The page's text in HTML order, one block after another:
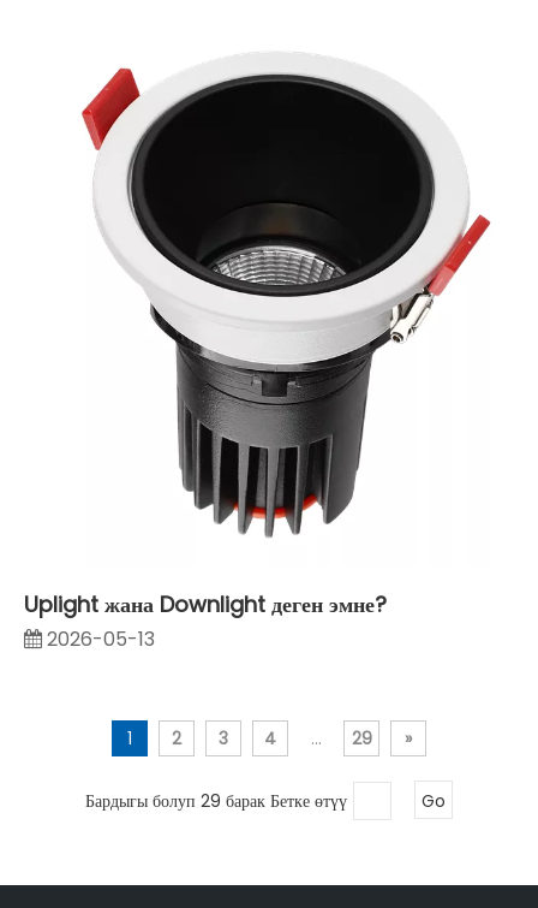
Uplight жана Downlight деген эмне?
2026-05-13
1 2 3 4 ... 29 »
Бардыгы болуп 29 барак Бетке өтүү Go